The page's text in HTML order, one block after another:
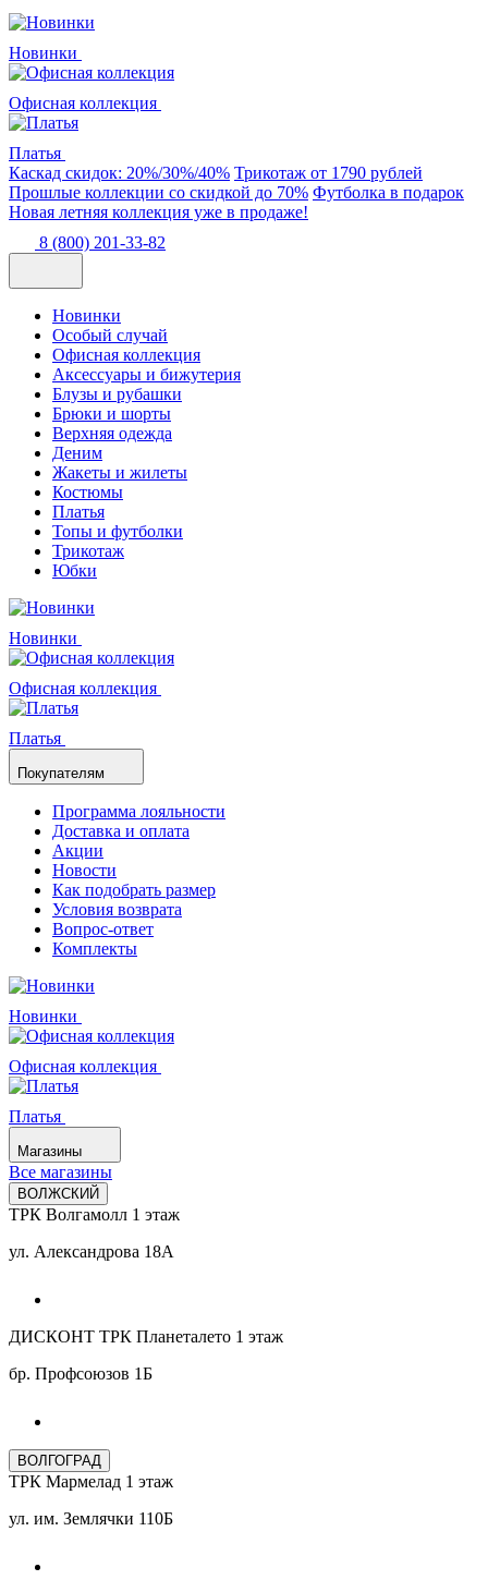
Новинки
Офисная коллекция
Платья
Каскад скидок: 20%/30%/40% Трикотаж от 1790 рублей
Прошлые коллекции со скидкой до 70% Футболка в подарок
Новая летняя коллекция уже в продаже!
8 (800) 201-33-82
Новинки
Особый случай
Офисная коллекция
Аксессуары и бижутерия
Блузы и рубашки
Брюки и шорты
Верхняя одежда
Деним
Жакеты и жилеты
Костюмы
Платья
Топы и футболки
Трикотаж
Юбки
Новинки
Офисная коллекция
Платья
Покупателям
Программа лояльности
Доставка и оплата
Акции
Новости
Как подобрать размер
Условия возврата
Вопрос-ответ
Комплекты
Новинки
Офисная коллекция
Платья
Магазины
Все магазины
ВОЛЖСКИЙ
ТРК Волгамолл 1 этаж
ул. Александрова 18А
ДИСКОНТ ТРК Планеталето 1 этаж
бр. Профсоюзов 1Б
ВОЛГОГРАД
ТРК Мармелад 1 этаж
ул. им. Землячки 110Б